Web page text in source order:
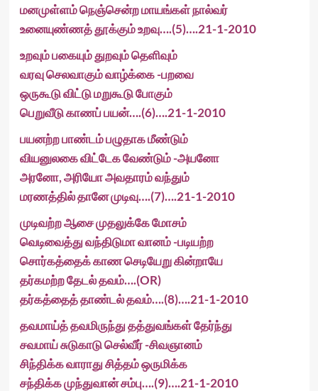
மனமுள்ளம் நெஞ்சென்ற மாயங்கள் நால்வர்
உனையுண்ணத் தூக்கும் உறவு….(5)….21-1-2010
உறவும் பகையும் துறவும் தெளிவும்
வரவு செலவாகும் வாழ்க்கை -பறவை
ஒருகூடு விட்டு மறுகூடு போகும்
பெறுவீடு காணப் பயன்….(6)….21-1-2010
பயனற்ற பாண்டம் பழுதாக மீண்டும்
வியனுலகை விட்டேக வேண்டும் -அயனோ
அரனோ, அரியோ அவதாரம் வந்தும்
மரணத்தில் தானே முடிவு….(7)….21-1-2010
முடிவற்ற ஆசை முதலுக்கே மோசம்
வெடிவைத்து வந்திடுமா வானம் -படியற்ற
சொர்கத்தைக் காண செடியேறு கின்றாயே
தர்கமற்ற தேடல் தவம்….(OR)
தர்கத்தைத் தாண்டல் தவம்….(8)….21-1-2010
தவமாய்த் தவமிருந்து தத்துவங்கள் தேர்ந்து
சவமாய் சுடுகாடு செல்வீர் -சிவஞானம்
சிந்திக்க வாராது சித்தம் ஒருமிக்க
சந்திக்க முந்துவான் சம்பு….(9)….21-1-2010